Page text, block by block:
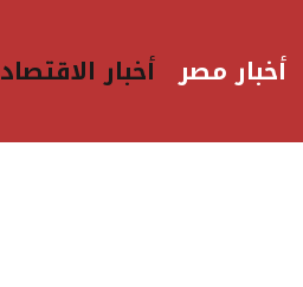
أخبار مصر أخبار الاقتصاد